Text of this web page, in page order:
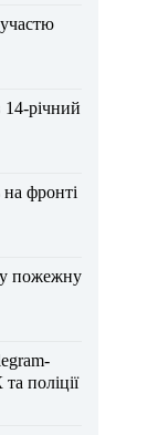
річний
фронті
пожежну
поліції